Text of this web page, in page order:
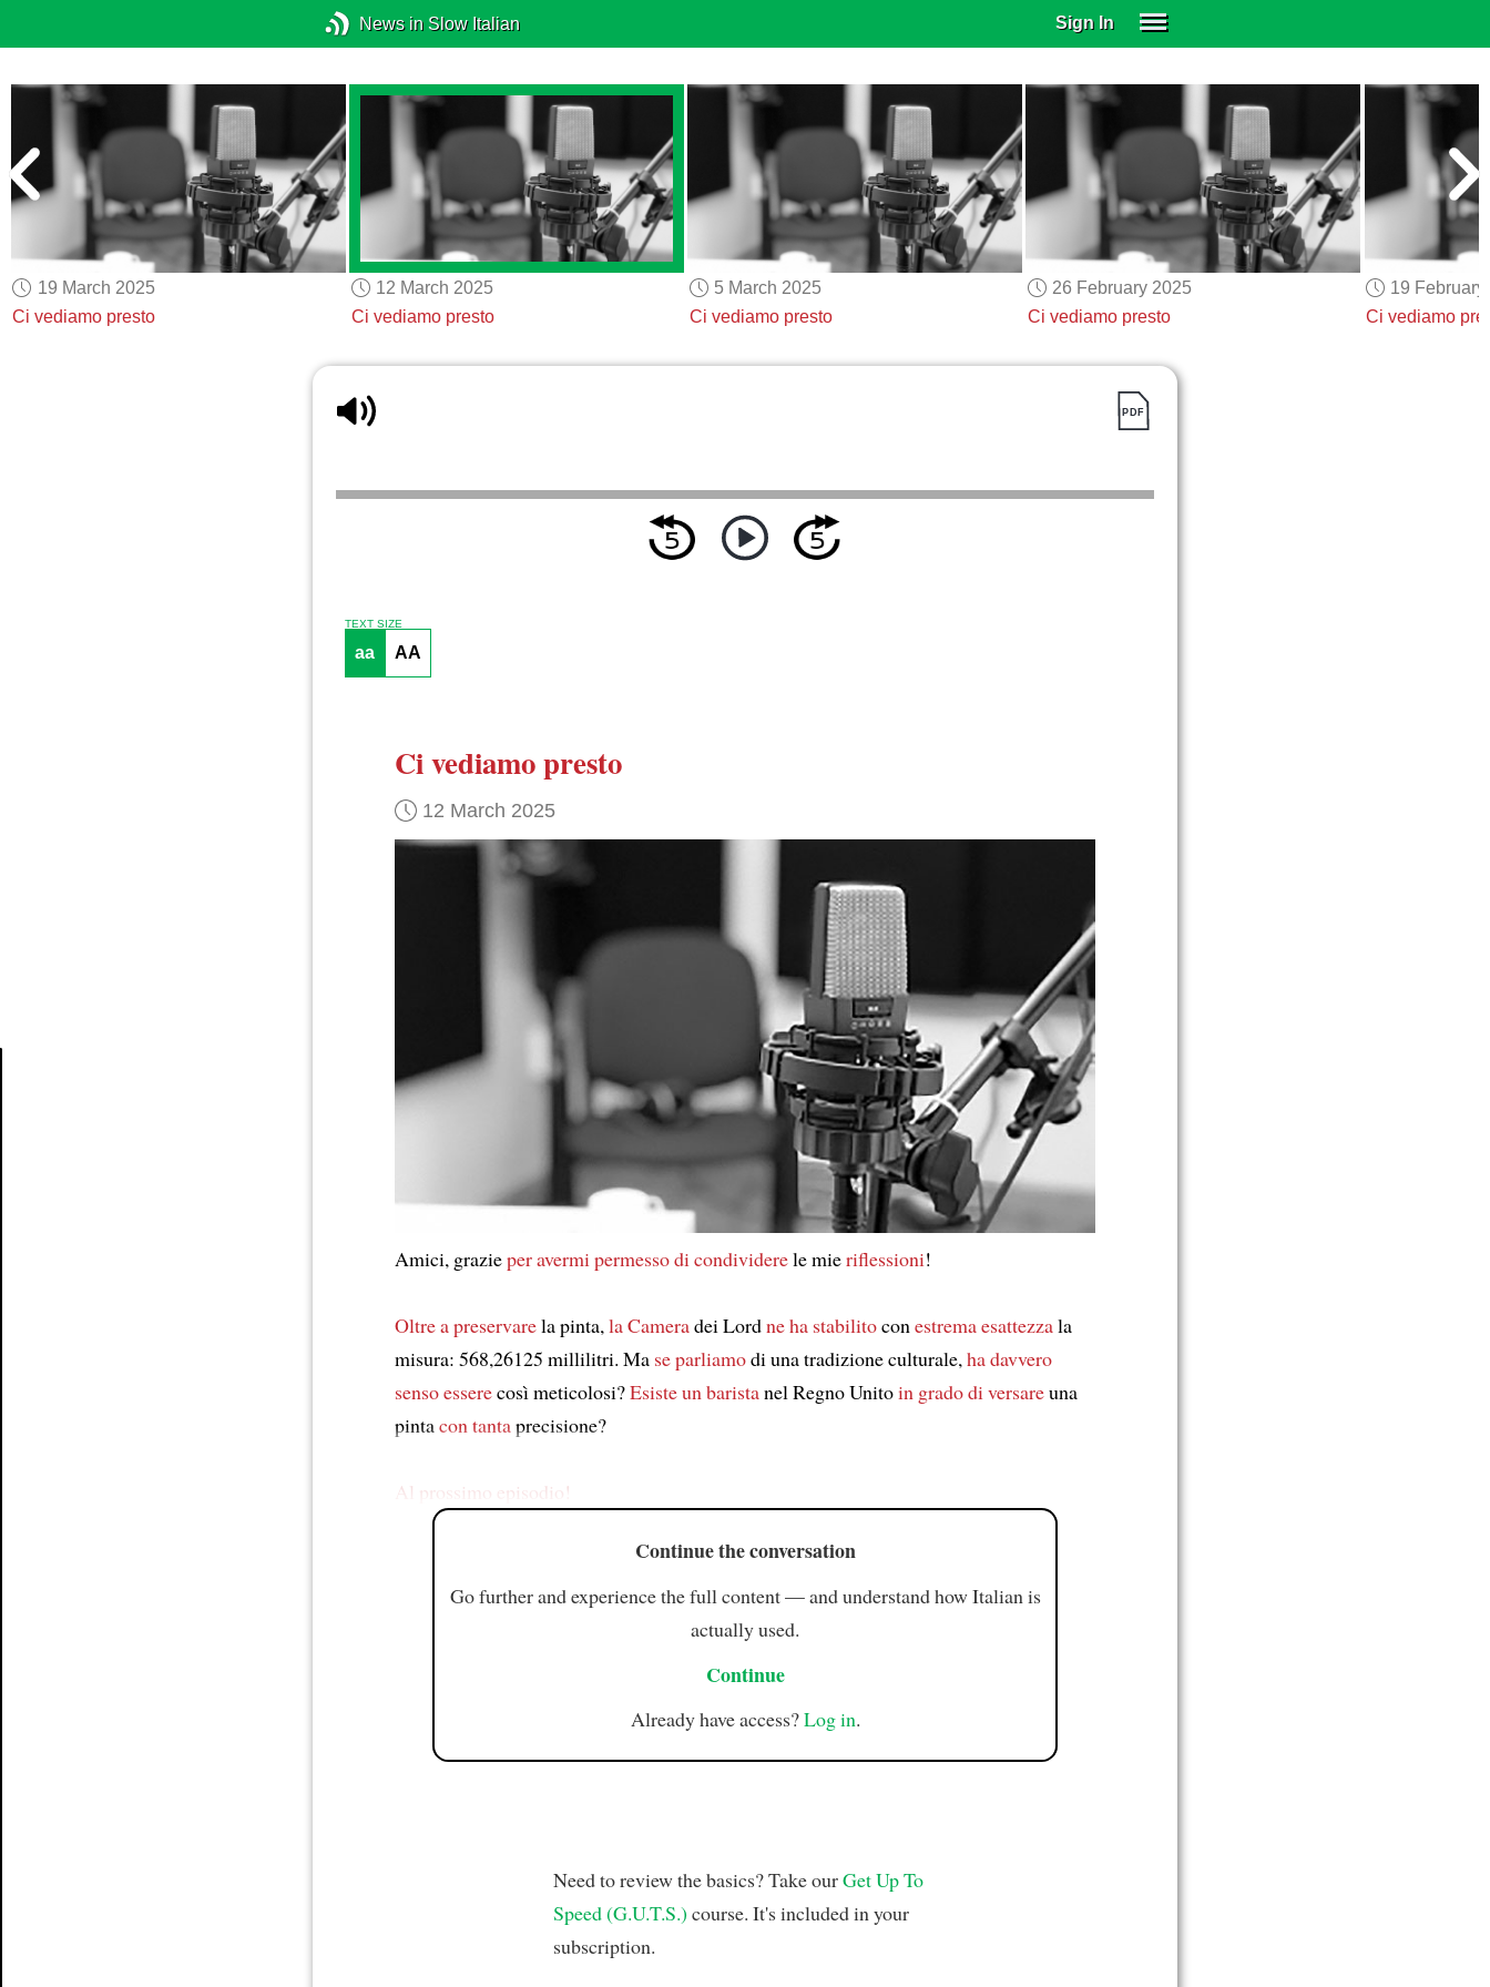
News in Slow Italian Sign In
SUBSCRIBE
EDUCATIONAL LICENSES
GIFT CARDS
OTHER LANGUAGES
ABOUT US
ALEXA
ADJUST COLORS
19 March 2025
Ci vediamo presto
12 March 2025
Ci vediamo presto
5 March 2025
Ci vediamo presto
26 February 2025
Ci vediamo presto
19
Ci vediamo
TEXT SIZE
aa AA
Ci vediamo presto
12 March 2025
Amici, grazieper avermi permesso di condividerele mieriflessioni!
Oltre a preservarela pinta, la Cameradei Lordne ha stabilitocon estrema esattezzala
misura: 568,26125 millilitri. Ma se parliamodi una tradizione culturale, ha davvero
sensoesserecosì meticolosi?Esiste un baristanel Regno Unitoin grado di versareuna
pintacon tantaprecisione?
Al prossimo episodio!
Continue the conversation
Go further and experience the full content — and understand how Italian is
actually used.
Continue
Already have access?Log in.
Need to review the basics? Take ourGet Up To
Speed (G.U.T.S.) course. It's included in your
subscription.